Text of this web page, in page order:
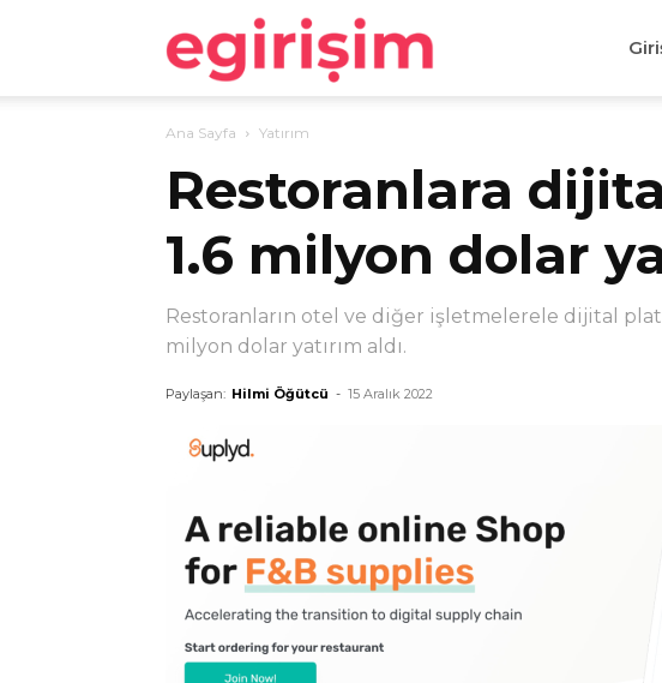
egirişim
Ana Sayfa Yatırım
Restoranlara
1.6 milyon dolar
Restoranların otel ve diğer işletmelerele dijital
milyon dolar yatırım aldı.
Paylaşan: Hilmi Öğütcü - 15 Aralık 2022